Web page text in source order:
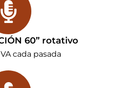
60” rotativo
cada pasada